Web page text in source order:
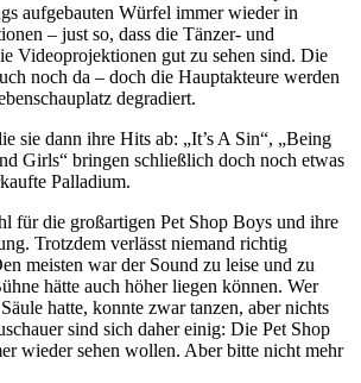
aufgebauten Würfel immer wieder in
– just so, dass die Tänzer- und
Videoprojektionen gut zu sehen sind. Die
noch da – doch die Hauptakteure werden
degradiert.
sie dann ihre Hits ab: „It’s A Sin“, „Being
Girls“ bringen schließlich doch noch etwas
Palladium.
für die großartigen Pet Shop Boys und ihre
Trotzdem verlässt niemand richtig
meisten war der Sound zu leise und zu
hätte auch höher liegen können. Wer
hatte, konnte zwar tanzen, aber nichts
sind sich daher einig: Die Pet Shop
wieder sehen wollen. Aber bitte nicht mehr